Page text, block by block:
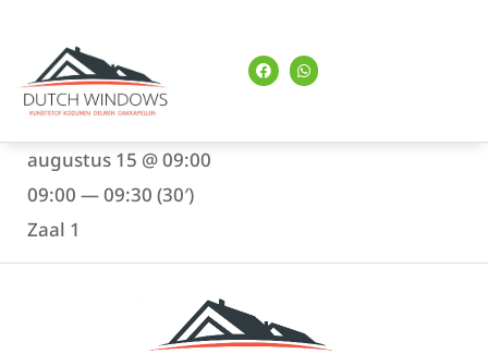
augustus 15 @ 09:00
09:00 — 09:30 (30′)
Zaal 1